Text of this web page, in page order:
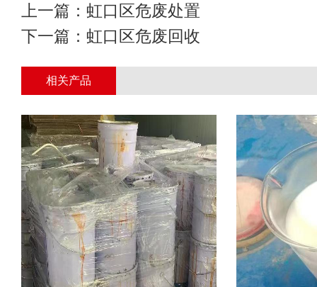
上一篇： 虹口区危废处置
下一篇： 虹口区危废回收
相关产品